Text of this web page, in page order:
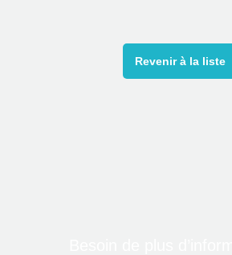
Revenir à la liste